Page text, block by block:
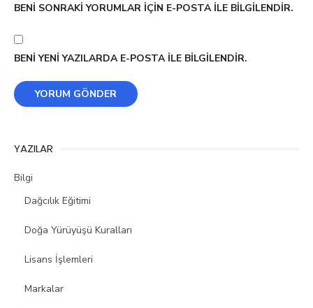
BENI SONRAKI YORUMLAR IÇIN E-POSTA ILE BILGILENDIR.
BENI YENI YAZILARDA E-POSTA ILE BILGILENDIR.
YAZILAR
Bilgi
Dağcılık Eğitimi
Doğa Yürüyüşü Kuralları
Lisans İşlemleri
Markalar